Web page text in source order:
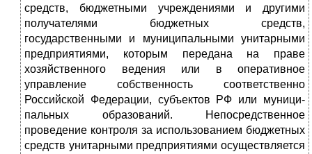
средств, бюджет­ными учреждениями и другими
получателями бюджетных средств,
государственными и муниципальными унитарными
предприятиями, которым передана на праве
хозяйственного ведения или в оперативное
управление собственность соответ­ственно
Российской Федерации, субъектов РФ или муници­
пальных образований. Непосредственное
проведение контроля за использованием бюджетных
средств унитарными предпри­ятиями осуществляется